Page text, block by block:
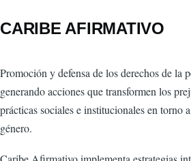
CARIBE AFIRMATIVO
Promoción y defensa de los derechos de la
generando acciones que transformen los
prácticas sociales e institucionales en torno
género.